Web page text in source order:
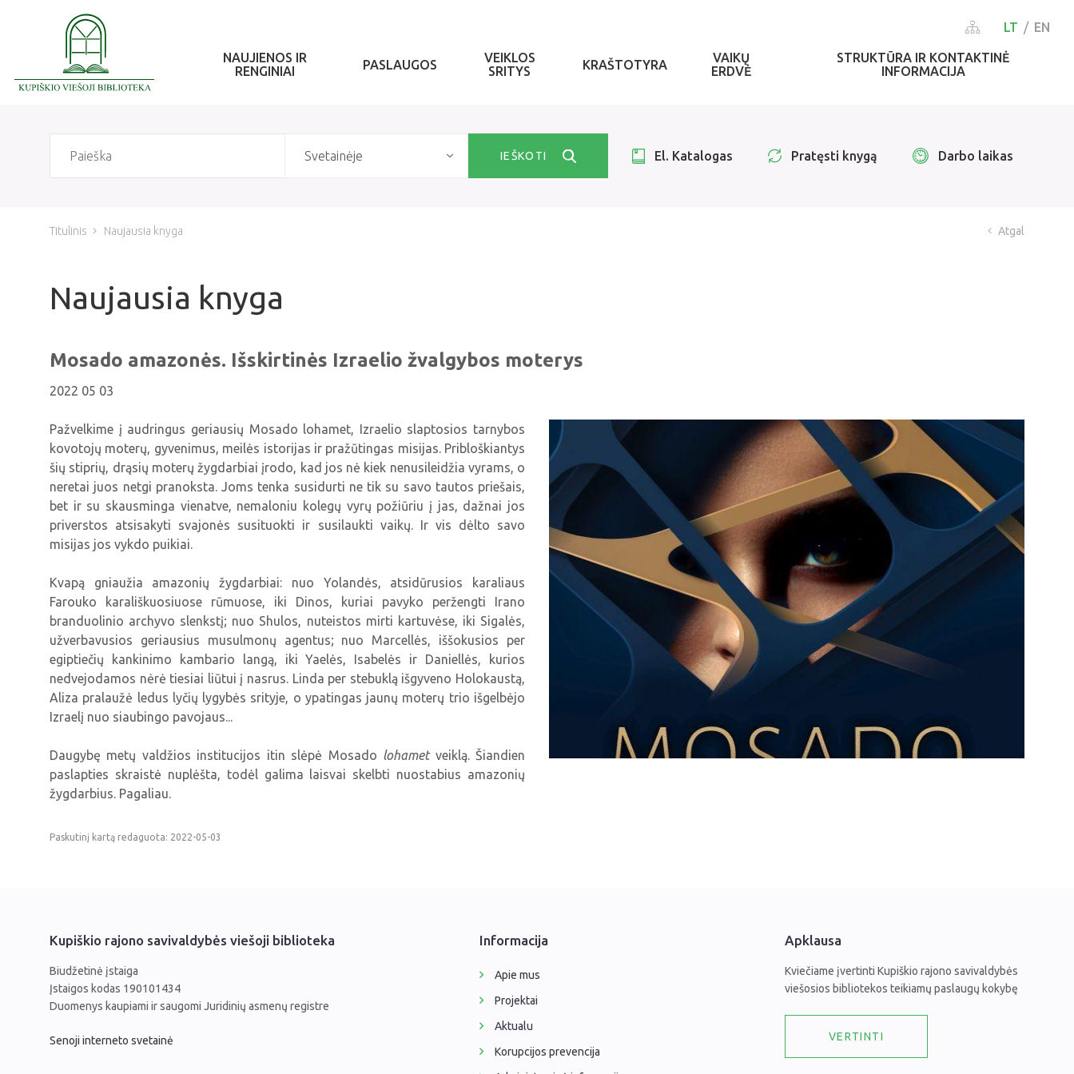
LT EN
NAUJIENOS IR
RENGINIAI
PASLAUGOS
VEIKLOS
SRITYS
KRAŠTOTYRA
VAIKŲ
ERDVĖ
STRUKTŪRA IR KONTAKTINĖ
INFORMACIJA
Svetainėje IEŠKOTI El. Katalogas Pratęsti knygą Darbo laikas
Titulinis Naujausia knyga Atgal
Naujausia knyga
Mosado amazonės. Išskirtinės Izraelio žvalgybos moterys
2022 05 03
Pažvelkime į audringus geriausių Mosado lohamet, Izraelio slaptosios tarnybos
kovotojų moterų, gyvenimus, meilės istorijas ir pražūtingas misijas. Pribloškiantys
šių stiprių, drąsių moterų žygdarbiai įrodo, kad jos nė kiek nenusileidžia vyrams, o
neretai juos netgi pranoksta. Joms tenka susidurti ne tik su savo tautos priešais,
bet ir su skausminga vienatve, nemaloniu kolegų vyrų požiūriu į jas, dažnai jos
priverstos atsisakyti svajonės susituokti ir susilaukti vaikų. Ir vis dėlto savo
misijas jos vykdo puikiai.
Kvapą gniaužia amazonių žygdarbiai: nuo Yolandės, atsidūrusios karaliaus
Farouko karališkuosiuose rūmuose, iki Dinos, kuriai pavyko peržengti Irano
branduolinio archyvo slenkstį; nuo Shulos, nuteistos mirti kartuvėse, iki Sigalės,
užverbavusios geriausius musulmonų agentus; nuo Marcellės, iššokusios per
egiptiečių kankinimo kambario langą, iki Yaelės, Isabelės ir Daniellės, kurios
nedvejodamos nėrė tiesiai liūtui į nasrus. Linda per stebuklą išgyveno Holokaustą,
Aliza pralaužė ledus lyčių lygybės srityje, o ypatingas jaunų moterų trio išgelbėjo
Izraelį nuo siaubingo pavojaus...
Daugybę metų valdžios institucijos itin slėpė Mosado lohamet veiklą. Šiandien
paslapties skraistė nuplėšta, todėl galima laisvai skelbti nuostabius amazonių
žygdarbius. Pagaliau.
Paskutinį kartą redaguota: 2022-05-03
Kupiškio rajono savivaldybės viešoji biblioteka
Biudžetinė įstaiga
Įstaigos kodas 190101434
Duomenys kaupiami ir saugomi Juridinių asmenų registre
Senoji interneto svetainė
Informacija
Apie mus
Projektai
Aktualu
Korupcijos prevencija
Apklausa
Kviečiame įvertinti Kupiškio rajono savivaldybės
viešosios bibliotekos teikiamų paslaugų kokybę
VERTINTI